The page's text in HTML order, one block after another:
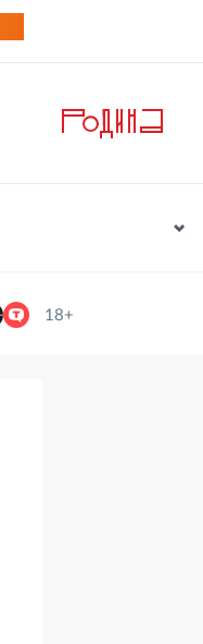
18+